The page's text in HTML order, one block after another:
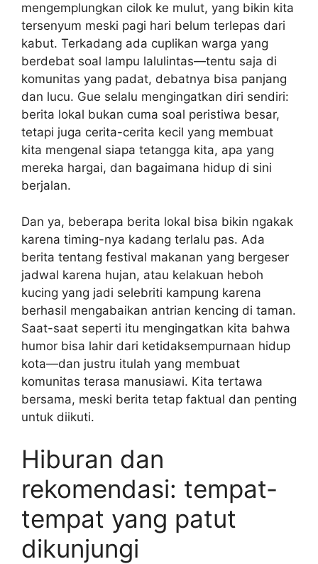
mengemplungkan cilok ke mulut, yang bikin kita
tersenyum meski pagi hari belum terlepas dari
kabut. Terkadang ada cuplikan warga yang
berdebat soal lampu lalulintas—tentu saja di
komunitas yang padat, debatnya bisa panjang
dan lucu. Gue selalu mengingatkan diri sendiri:
berita lokal bukan cuma soal peristiwa besar,
tetapi juga cerita-cerita kecil yang membuat
kita mengenal siapa tetangga kita, apa yang
mereka hargai, dan bagaimana hidup di sini
berjalan.
Dan ya, beberapa berita lokal bisa bikin ngakak
karena timing-nya kadang terlalu pas. Ada
berita tentang festival makanan yang bergeser
jadwal karena hujan, atau kelakuan heboh
kucing yang jadi selebriti kampung karena
berhasil mengabaikan antrian kencing di taman.
Saat-saat seperti itu mengingatkan kita bahwa
humor bisa lahir dari ketidaksempurnaan hidup
kota—dan justru itulah yang membuat
komunitas terasa manusiawi. Kita tertawa
bersama, meski berita tetap faktual dan penting
untuk diikuti.
Hiburan dan
rekomendasi: tempat-
tempat yang patut
dikunjungi